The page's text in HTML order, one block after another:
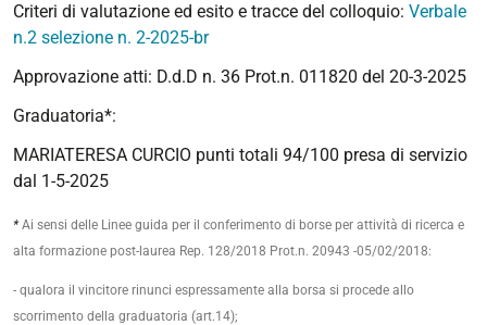
Criteri di valutazione ed esito e tracce del colloquio: Verbale
n.2 selezione n. 2-2025-br
Approvazione atti: D.d.D n. 36 Prot.n. 011820 del 20-3-2025
Graduatoria*:
MARIATERESA CURCIO punti totali 94/100 presa di servizio
dal 1-5-2025
*Ai sensi delle Linee guida per il conferimento di borse per attività di ricerca e
alta formazione post-laurea Rep. 128/2018 Prot.n. 20943 -05/02/2018:
- qualora il vincitore rinunci espressamente alla borsa si procede allo
scorrimento della graduatoria (art.14);